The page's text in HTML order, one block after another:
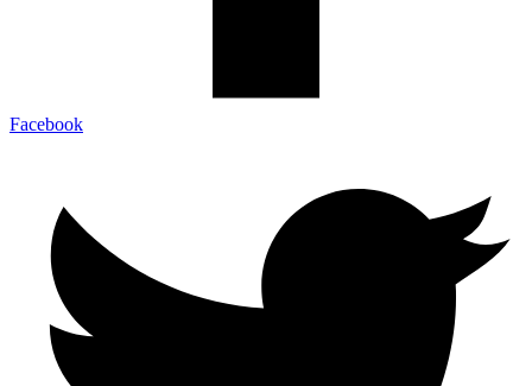
Facebook